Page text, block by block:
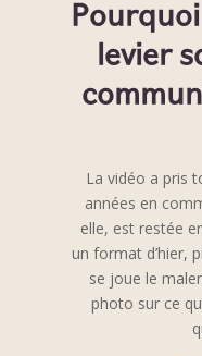
levier
La vidéo a pris
années en
elle, est restée
un format d’hier,
se joue le
photo sur ce